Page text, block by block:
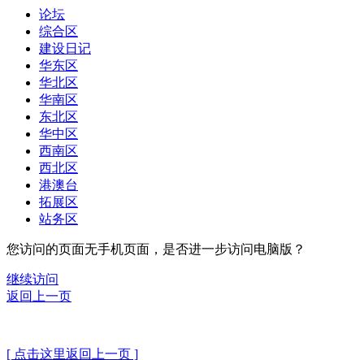
论坛
综合区
建设日记
华东区
华北区
华南区
东北区
华中区
西南区
西北区
港澳台
拓展区
站务区
您访问的页面无手机页面，是否进一步访问电脑版？
继续访问
返回上一页
[ 点击这里返回上一页 ]